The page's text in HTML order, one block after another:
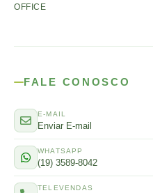
OFFICE
FALE CONOSCO
E-MAIL
Enviar E-mail
WHATSAPP
(19) 3589-8042
TELEVENDAS